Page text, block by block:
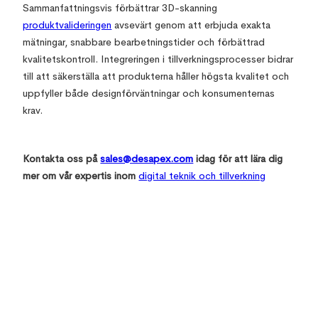
Sammanfattningsvis förbättrar 3D-skanning
produktvalideringen avsevärt genom att erbjuda exakta
mätningar, snabbare bearbetningstider och förbättrad
kvalitetskontroll. Integreringen i tillverkningsprocesser bidrar
till att säkerställa att produkterna håller högsta kvalitet och
uppfyller både designförväntningar och konsumenternas
krav.
Kontakta oss påsales@desapex.com idag för att lära dig
mer om vår expertis inomdigital teknik och tillverkning